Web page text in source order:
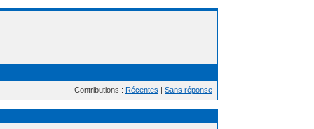
Contributions : Récentes | Sans réponse